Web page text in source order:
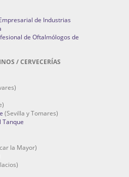
de Industrias
de Oftalmólogos de
/ CERVECERÍAS
(Sevilla y Tomares)
Tanque
la Mayor)